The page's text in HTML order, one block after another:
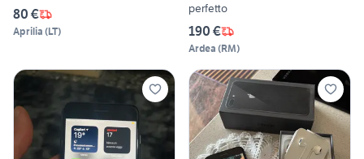
80 €
Aprilia (LT)
perfetto
190 €
Ardea (RM)